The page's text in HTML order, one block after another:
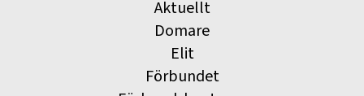
Aktuellt
Domare
Elit
Förbundet